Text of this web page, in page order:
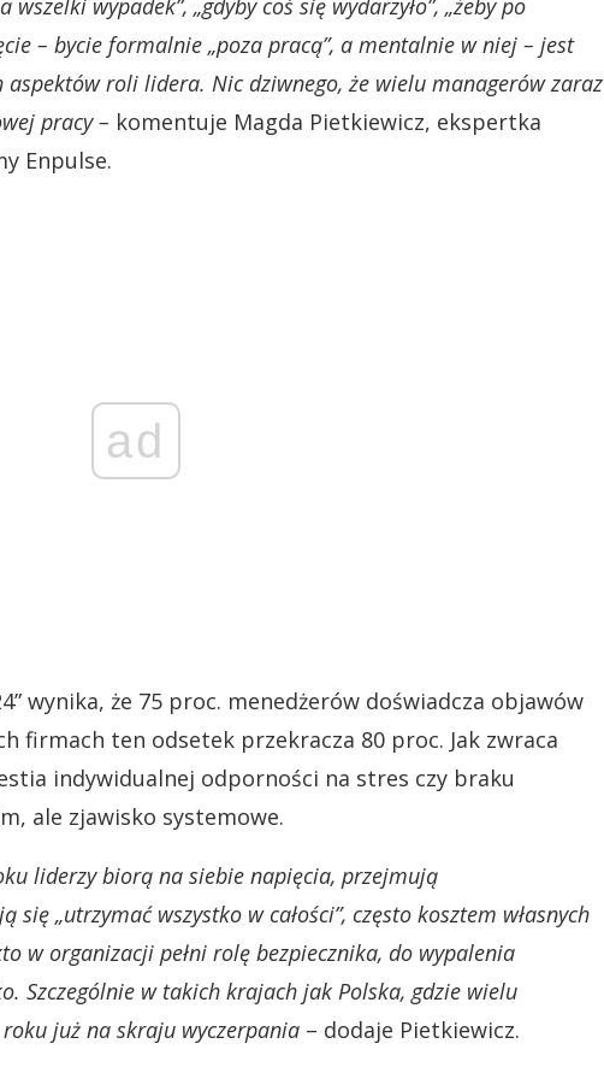
wypadek”, „gdyby coś się wydarzyło”, „żeby po
– bycie formalnie „poza pracą”, a mentalnie w niej – jest
roli lidera. Nic dziwnego, że wielu managerów zaraz
pracy – komentuje Magda Pietkiewicz, ekspertka
Enpulse.
ad
wynika, że 75 proc. menedżerów doświadcza objawów
firmach ten odsetek przekracza 80 proc. Jak zwraca
indywidualnej odporności na stres czy braku
ale zjawisko systemowe.
liderzy biorą na siebie napięcia, przejmują
„utrzymać wszystko w całości”, często kosztem własnych
w organizacji pełni rolę bezpiecznika, do wypalenia
Szczególnie w takich krajach jak Polska, gdzie wielu
już na skraju wyczerpania – dodaje Pietkiewicz.